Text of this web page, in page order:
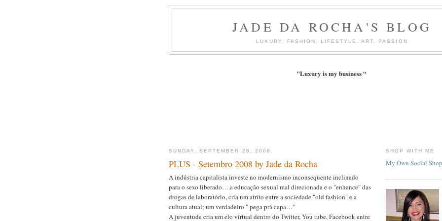
JADE DA ROCHA'S BLOG
LUXURY, FASHION, LIFESTYLE, ART, PASSION
"Luxury is my business “
SUNDAY, SEPTEMBER 28, 2008
PLUS - Setembro 2008 by Jade da Rocha
A indústria capitalista investe no modernismo inconseqüente inclinado
para o sexo liberado….a educação sexual mal direcionada e o "enhance" das
drogas de laboratório, cria um atrito entre a sociedade "old fashion" e a
cultura atual; um verdadeiro " pega prá capa…"
A juventude cria um elo virtual dentro do Twitter, You tube, Facebook entre
SHOP WITH ME
My Own Social Shop